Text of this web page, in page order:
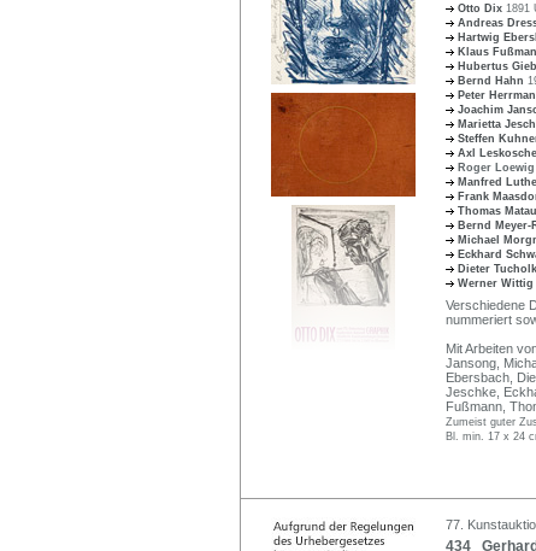
Otto Dix 1891
Andreas
Hartwig
Klaus
Hubertus
Bernd Hahn
Peter
Joachim
Marietta
Steffen
Axl
Roger Loewig
Manfred
Frank
Thomas
Bernd Meyer-
Michael
Eckhard
Dieter
Werner Wittig
Verschiedene
nummeriert
Mit Arbeiten
Jansong,
Ebersbach,
Jeschke,
Fußmann,
Zumeist guter
Bl. min. 17 x 24
77.
434